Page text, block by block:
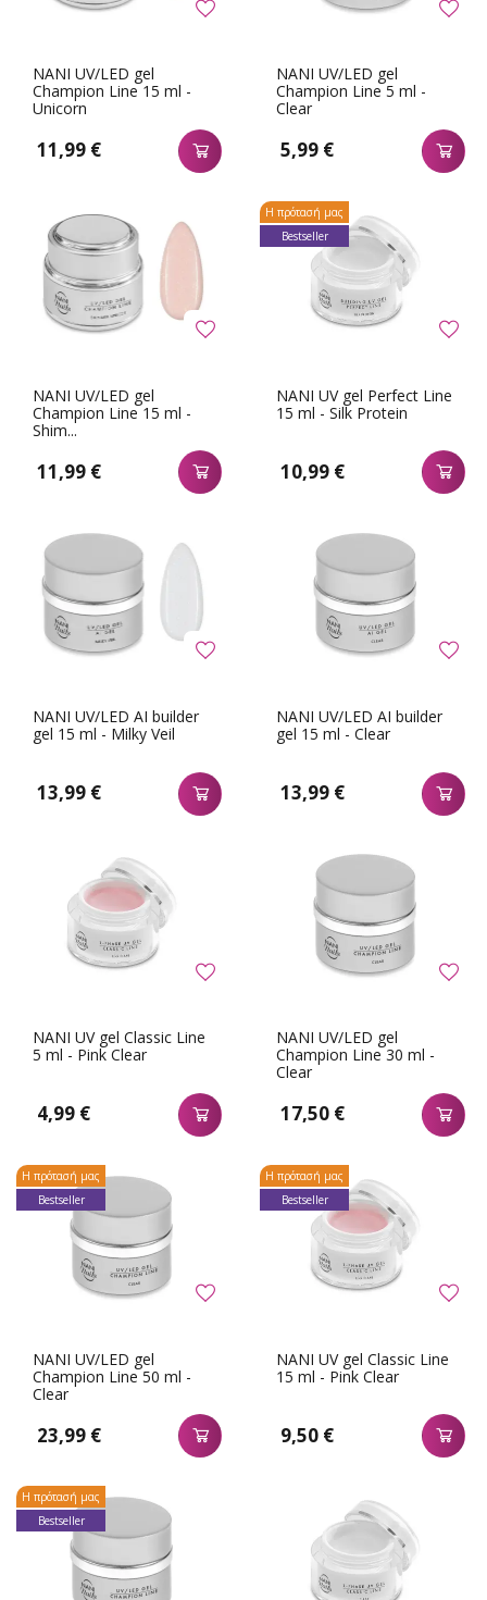
NANI UV/LED gel
Champion Line 15 ml -
Unicorn
11,99 €
NANI UV/LED gel
Champion Line 5 ml -
Clear
5,99 €
NANI UV/LED gel
Champion Line 15 ml -
Shim...
11,99 €
NANI UV gel Perfect Line
15 ml - Silk Protein
10,99 €
Η πρότασή μας
Bestseller
NANI UV/LED AI builder
gel 15 ml - Milky Veil
13,99 €
NANI UV/LED AI builder
gel 15 ml - Clear
13,99 €
NANI UV gel Classic Line
5 ml - Pink Clear
4,99 €
NANI UV/LED gel
Champion Line 30 ml -
Clear
17,50 €
NANI UV/LED gel
Champion Line 50 ml -
Clear
23,99 €
Η πρότασή μας
Bestseller
NANI UV gel Classic Line
15 ml - Pink Clear
9,50 €
Η πρότασή μας
Bestseller
Η πρότασή μας
Bestseller